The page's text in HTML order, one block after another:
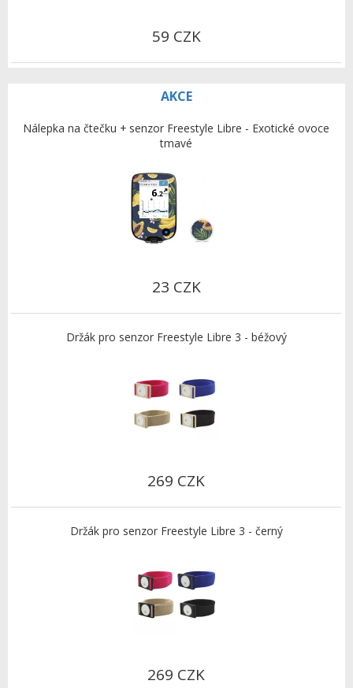
59 CZK
AKCE
Nálepka na čtečku + senzor Freestyle Libre - Exotické ovoce
tmavé
23 CZK
Držák pro senzor Freestyle Libre 3 - béžový
269 CZK
Držák pro senzor Freestyle Libre 3 - černý
269 CZK